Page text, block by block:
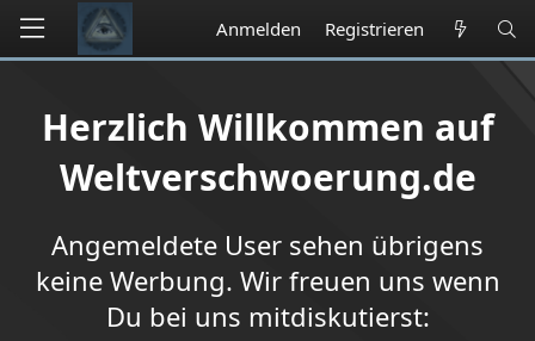
Anmelden Registrieren
Herzlich Willkommen auf
Weltverschwoerung.de
Angemeldete User sehen übrigens
keine Werbung. Wir freuen uns wenn
Du bei uns mitdiskutierst: